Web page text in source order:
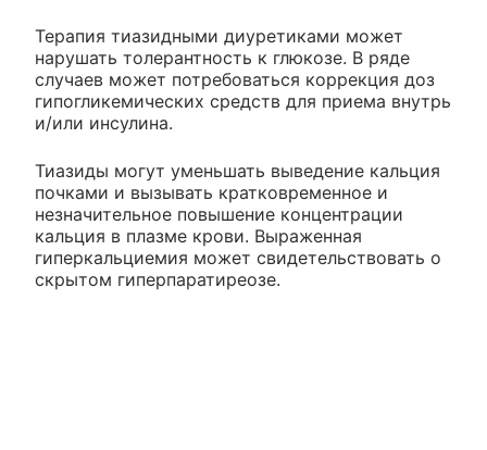
Терапия тиазидными диуретиками может
нарушать толерантность к глюкозе. В ряде
случаев может потребоваться коррекция доз
гипогликемических средств для приема внутрь
и/или инсулина.
Тиазиды могут уменьшать выведение кальция
почками и вызывать кратковременное и
незначительное повышение концентрации
кальция в плазме крови. Выраженная
гиперкальциемия может свидетельствовать о
скрытом гиперпаратиреозе.